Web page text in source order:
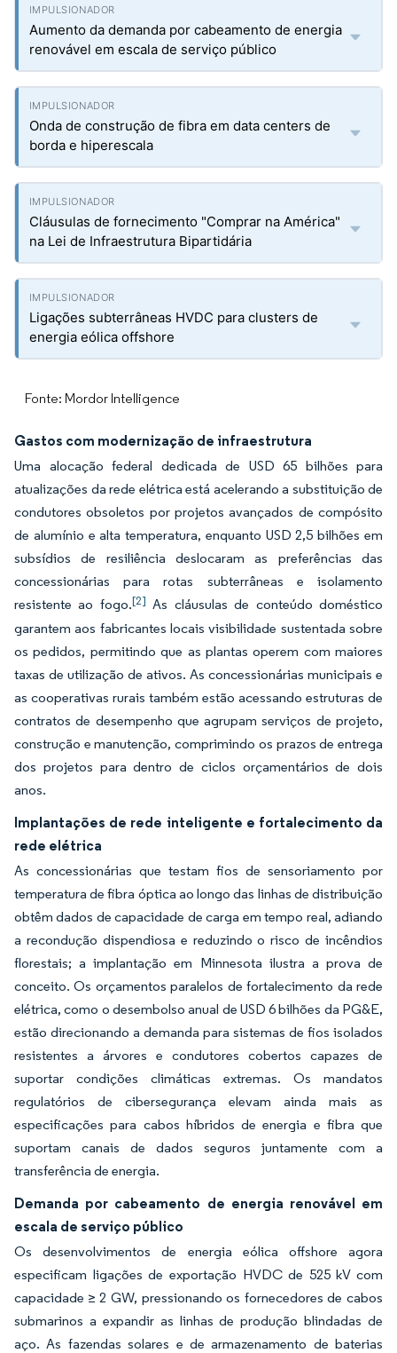
Aumento da demanda por cabeamento de energia
renovável em escala de serviço público
Onda de construção de fibra em data centers de
borda e hiperescala
Cláusulas de fornecimento "Comprar na América"
na Lei de Infraestrutura Bipartidária
Ligações subterrâneas HVDC para clusters de
energia eólica offshore
Fonte: Mordor Intelligence
Gastos com modernização de infraestrutura
Uma alocação federal dedicada de USD 65 bilhões para
atualizações da rede elétrica está acelerando a substituição de
condutores obsoletos por projetos avançados de compósito
de alumínio e alta temperatura, enquanto USD 2,5 bilhões em
subsídios de resiliência deslocaram as preferências das
concessionárias para rotas subterrâneas e isolamento
resistente ao fogo.[2] As cláusulas de conteúdo doméstico
garantem aos fabricantes locais visibilidade sustentada sobre
os pedidos, permitindo que as plantas operem com maiores
taxas de utilização de ativos. As concessionárias municipais e
as cooperativas rurais também estão acessando estruturas de
contratos de desempenho que agrupam serviços de projeto,
construção e manutenção, comprimindo os prazos de entrega
dos projetos para dentro de ciclos orçamentários de dois
anos.
Implantações de rede inteligente e fortalecimento da
rede elétrica
As concessionárias que testam fios de sensoriamento por
temperatura de fibra óptica ao longo das linhas de distribuição
obtêm dados de capacidade de carga em tempo real, adiando
a recondução dispendiosa e reduzindo o risco de incêndios
florestais; a implantação em Minnesota ilustra a prova de
conceito. Os orçamentos paralelos de fortalecimento da rede
elétrica, como o desembolso anual de USD 6 bilhões da PG&E,
estão direcionando a demanda para sistemas de fios isolados
resistentes a árvores e condutores cobertos capazes de
suportar condições climáticas extremas. Os mandatos
regulatórios de cibersegurança elevam ainda mais as
especificações para cabos híbridos de energia e fibra que
suportam canais de dados seguros juntamente com a
transferência de energia.
Demanda por cabeamento de energia renovável em
escala de serviço público
Os desenvolvimentos de energia eólica offshore agora
especificam ligações de exportação HVDC de 525 kV com
capacidade ≥ 2 GW, pressionando os fornecedores de cabos
submarinos a expandir as linhas de produção blindadas de
aço. As fazendas solares e de armazenamento de baterias